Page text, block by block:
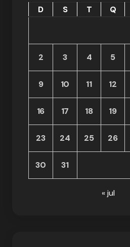
D S T Q
2 3 4 5
9 10 11 12
16 17 18 19
23 24 25 26
30 31
« jul